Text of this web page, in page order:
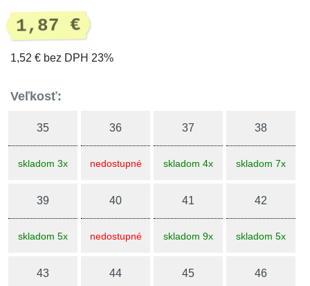
1,87 €
1,52 € bez DPH 23%
Veľkosť:
35
skladom 3x
36
nedostupné
37
skladom 4x
38
skladom 7x
39
skladom 5x
40
nedostupné
41
skladom 9x
42
skladom 5x
43 44 45 46